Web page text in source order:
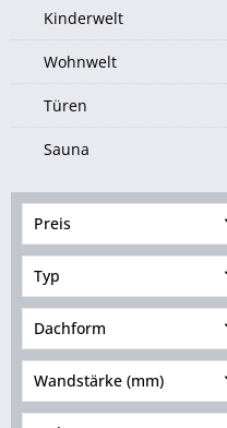
Kinderwelt
Wohnwelt
Türen
Sauna
Preis
von979,00 € bis8376,41
€
Typ
Pavillon geschlossen
Pavillon halboffen
Pavillon offen
Dachform
Wandstärke (mm)